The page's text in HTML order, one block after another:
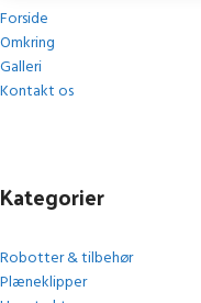
Forside
Omkring
Galleri
Kontakt os
Kategorier
Robotter & tilbehør
Plæneklipper